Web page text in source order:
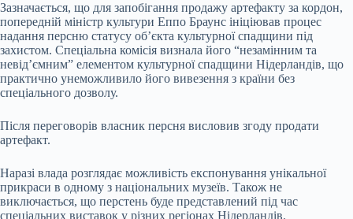
Зазначається, що для запобігання продажу артефакту за кордон,
попередній міністр культури Еппо Браунс ініціював процес
надання персню статусу об’єкта культурної спадщини під
захистом. Спеціальна комісія визнала його “незамінним та
невід’ємним” елементом культурної спадщини Нідерландів, що
практично унеможливило його вивезення з країни без
спеціального дозволу.
Після переговорів власник персня висловив згоду продати
артефакт.
Наразі влада розглядає можливість експонування унікальної
прикраси в одному з національних музеїв. Також не
виключається, що перстень буде представлений під час
спеціальних виставок у різних регіонах Нідерландів.